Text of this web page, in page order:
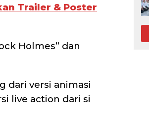
Trailer & Poster
Holmes” dan
dari versi animasi
live action dari si